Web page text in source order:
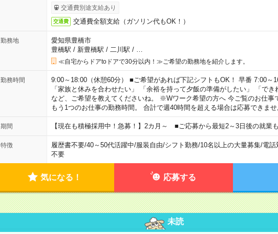
交通費別途支給あり
交通費 交通費全額支給（ガソリン代もOK！）
勤務地
愛知県豊橋市
豊橋駅 / 新豊橋駅 / 二川駅 /
≪自宅からドアtoドアで30分以内！≫ご希望の勤務地を紹介します。
勤務時間
9:00～18:00（休憩60分） ■ご希望があれば下記シフトもOK！ 早番 7:00～
「家族と休みを合わせたい」 「余裕を持って夕飯の準備がしたい」 「でき
など、ご希望を教えてくださいね。 ※Wワーク希望の方へ 今ご覧のお仕事
もう1つのお仕事の勤務時間。 合計で週40時間を超える場合は応募できませ
期間 【現在も積極採用中！急募！】2カ月～ ■ご応募から最短2～3日後の就業
特徴 履歴書不要/40～50代活躍中/服装自由/シフト勤務/10名以上の大量募集/電話
不要
気になる！ 応募する
未読